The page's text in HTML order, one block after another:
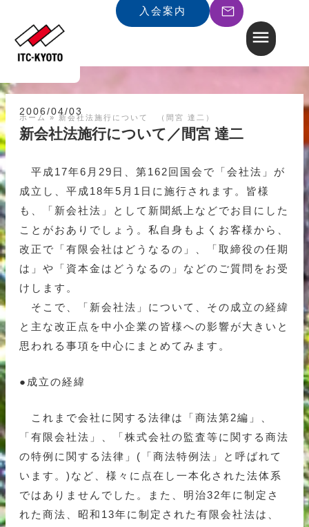
入会案内
ホーム » 新会社法施行について （間宮 達二）
2006/04/03
新会社法施行について／間宮 達二
平成17年6月29日、第162回国会で「会社法」が
成立し、平成18年5月1日に施行されます。皆様
も、「新会社法」として新聞紙上などでお目にした
ことがおありでしょう。私自身もよくお客様から、
改正で「有限会社はどうなるの」、「取締役の任期
は」や「資本金はどうなるの」などのご質問をお受
けします。
そこで、「新会社法」について、その成立の経緯
と主な改正点を中小企業の皆様への影響が大きいと
思われる事項を中心にまとめてみます。
●成立の経緯
これまで会社に関する法律は「商法第2編」、
「有限会社法」、「株式会社の監査等に関する商法
の特例に関する法律」(「商法特例法」と呼ばれて
います。)など、様々に点在し一本化された法体系
ではありませんでした。また、明治32年に制定さ
れた商法、昭和13年に制定された有限会社法は、